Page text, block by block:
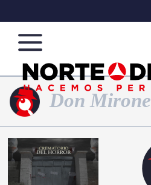
Norte
de
Ciudad
Juárez
Más
que
noticias,
hacemos periodismo
Don Mirone